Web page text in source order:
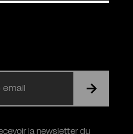
la newsletter du